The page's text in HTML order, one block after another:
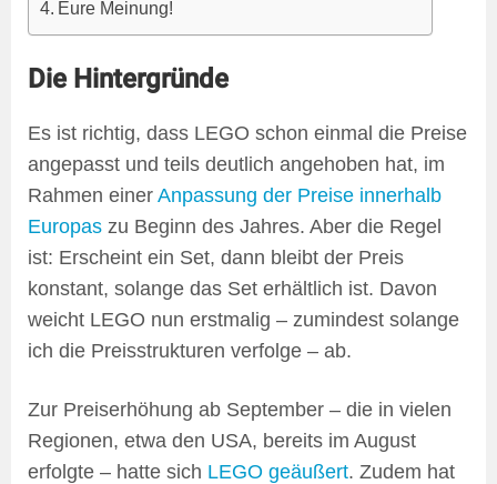
Eure Meinung!
Die Hintergründe
Es ist richtig, dass LEGO schon einmal die Preise
angepasst und teils deutlich angehoben hat, im
Rahmen einer Anpassung der Preise innerhalb
Europas zu Beginn des Jahres. Aber die Regel
ist: Erscheint ein Set, dann bleibt der Preis
konstant, solange das Set erhältlich ist. Davon
weicht LEGO nun erstmalig – zumindest solange
ich die Preisstrukturen verfolge – ab.
Zur Preiserhöhung ab September – die in vielen
Regionen, etwa den USA, bereits im August
erfolgte – hatte sich LEGO geäußert. Zudem hat